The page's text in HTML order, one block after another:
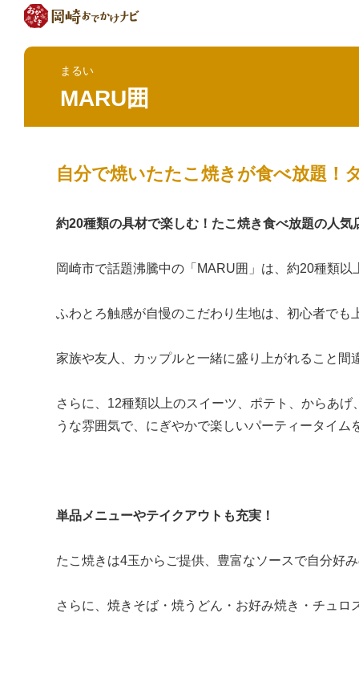
まるい
MARU囲
自分で焼いたたこ焼きが食べ放題！
約20種類の具材で楽しむ！たこ焼き食べ放題の人
岡崎市で話題沸騰中の「MARU囲」は、約20種類
ふわとろ触感が自慢のこだわり生地は、初心者で
家族や友人、カップルと一緒に盛り上がれること間
さらに、12種類以上のスイーツ、ポテト、からあ
うな雰囲気で、にぎやかで楽しいパーティータイム
単品メニューやテイクアウトも充実！
たこ焼きは4玉からご提供、豊富なソースで自分好
さらに、焼きそば・焼うどん・お好み焼き・チュ